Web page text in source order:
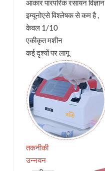
आकार पारंपरिक रसायन विज्ञान
इम्यूनोएसे विश्लेषक से कम है ,
केवल 1/10
एकीकृत मशीन
कई दृश्यों पर लागू
तकनीकी
उन्नयन